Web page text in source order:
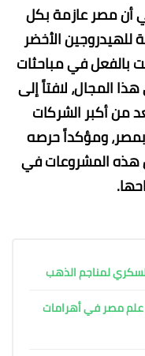
أن مصر عازمة بكل
الأخضر
بالفعل في مباحثات
المجال، لافتاً إلى
من أكبر الشركات
ومؤكداً حرصه
هذه المشروعات في
لمناجم الذهب
مصر في أهرامات